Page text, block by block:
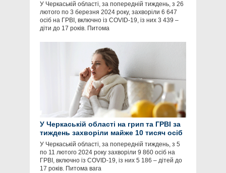
У Черкаській області, за попередній тиждень, з 26
лютого по 3 березня 2024 року, захворіли 6 647
осіб на ГРВІ, включно із COVID-19, із них 3 439 –
діти до 17 років. Питома
У Черкаській області на грип та ГРВІ за
тиждень захворіли майже 10 тисяч осіб
У Черкаській області, за попередній тиждень, з 5
по 11 лютого 2024 року захворіли 9 860 осіб на
ГРВІ, включно із COVID-19, із них 5 186 – дітей до
17 років. Питома вага